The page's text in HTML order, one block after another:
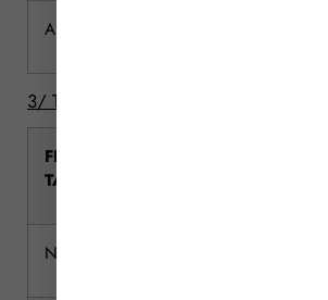
Au-delà de 1 805 677 €
3/ Tarif applicable entre frères et sœurs
FRACTION DE PART NETTE
TAXABLE
N’excédant pas 24 430 €